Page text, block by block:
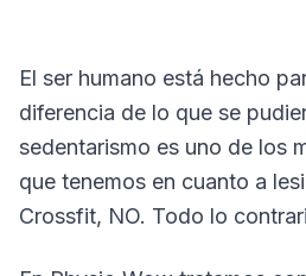
El ser humano está hecho
diferencia de lo que se
sedentarismo es uno de los
que tenemos en cuanto a
Crossfit, NO. Todo lo